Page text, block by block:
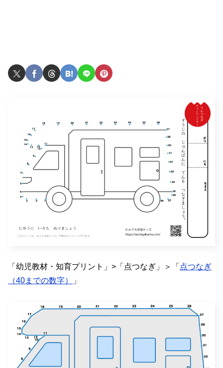
「幼児教材・知育プリント」>「点つなぎ」＞「 点つなぎ
（40までの数字）
」